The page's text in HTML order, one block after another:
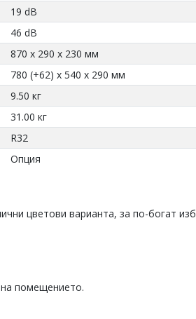
19 dB
46 dB
870 x 290 x 230 мм
780 (+62) x 540 x 290 мм
9.50 кг
31.00 кг
R32
Опция
цветови варианта, за по-богат
на помещението.